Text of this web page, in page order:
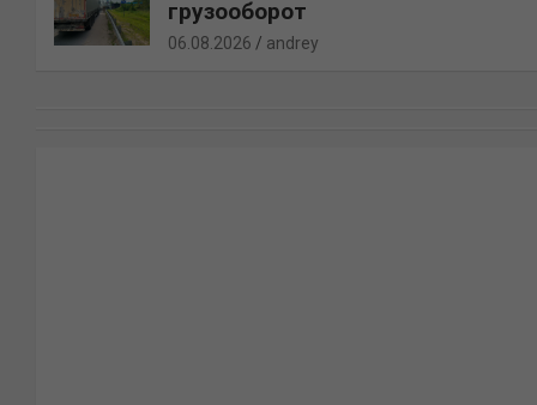
грузооборот
06.08.2026 andrey